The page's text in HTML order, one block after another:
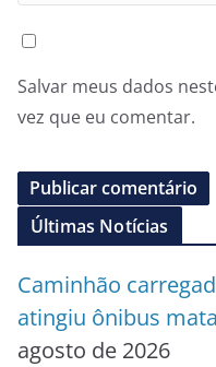
Salvar meus dados
vez que eu comentar.
Últimas Notícias
Caminhão
atingiu ônibus
agosto de 2026